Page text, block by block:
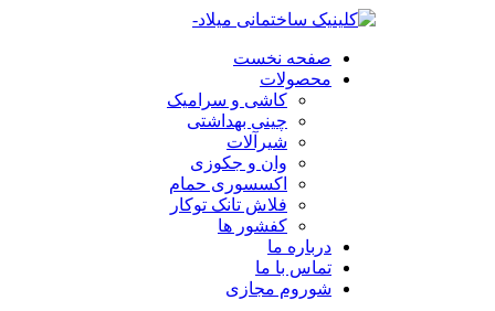
صفحه نخست
محصولات
کاشی و سرامیک
چینی بهداشتی
شیرآلات
وان و جکوزی
اکسسوری حمام
فلاش تانک توکار
کفشور ها
درباره ما
تماس با ما
شوروم مجازی